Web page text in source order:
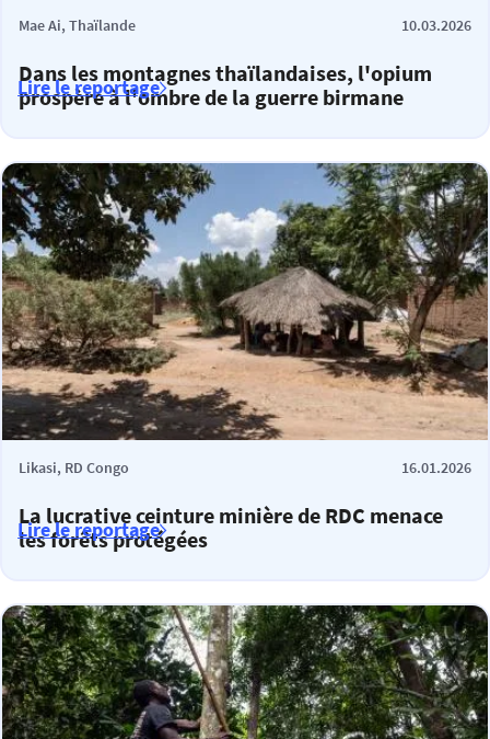
Mae Ai, Thaïlande 10.03.2026
Dans les montagnes thaïlandaises, l'opium
prospère à l'ombre de la guerre birmane
Lire le reportage
Likasi, RD Congo 16.01.2026
La lucrative ceinture minière de RDC menace
les forêts protégées
Lire le reportage